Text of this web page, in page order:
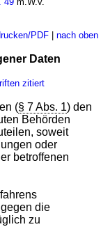
PDF| nach oben
Daten
zitiert
(§ 7 Abs. 1) den
Behörden
soweit
oder
betroffenen
die
zu